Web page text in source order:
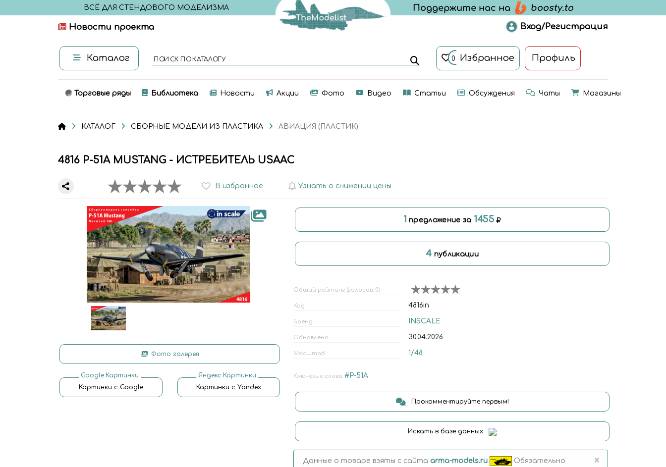
ВСЁ ДЛЯ СТЕНДОВОГО МОДЕЛИЗМА
Новости проекта Вход/Регистрация
Каталог ПОИСК ПО КАТАЛОГУ 0 Избранное Профиль
Торговые ряды Библиотека Новости Акции Фото Видео Статьи Обсуждения Чаты Магазины
КАТАЛОГ СБОРНЫЕ МОДЕЛИ ИЗ ПЛАСТИКА АВИАЦИЯ (ПЛАСТИК)
4816 P-51A MUSTANG - ИСТРЕБИТЕЛЬ USAAC
В избранное Узнать о снижении цены
Фото галерея
Google.Картинки
Картинки с Google
Яндекс.Картинки
Картинки с Yandex
1 предложение за 1455
4 публикации
Общий рейтинг (голосов: 0)
Код 4816in
Бренд INSCALE
Обновлено 30.04.2026
Масштаб 1/48
Ключевые слова #P-51A
Прокомментируйте первым!
Искать в базе данных
Данные о товаре взяты с сайта arma-models.ru
Обязательно
×